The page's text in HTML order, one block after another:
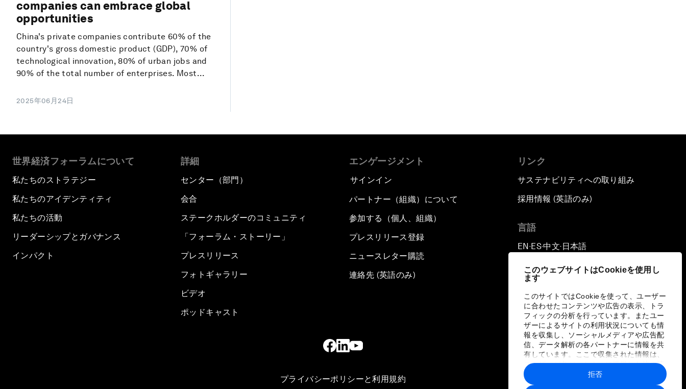
このウェブサイトはCookieを使用し
ます
このサイトではCookieを使って、ユーザー
に合わせたコンテンツや広告の表示、トラ
フィックの分析を行っています。またユー
ザーによるサイトの利用状況についても情
報を収集し、ソーシャルメディアや広告配
信、データ解析の各パートナーに情報を共
有しています。ここで収集された情報は、
ユーザーが各パートナーに提供した他の情
報や各パートナーのサービスを使用した際
に収集された情報と組み合わされ、各パー
拒否
companies can embrace global
opportunities
China's private companies contribute 60% of the
country's gross domestic product (GDP), 70% of
technological innovation, 80% of urban jobs and
90% of the total number of enterprises. Most...
2025年06月24日
世界経済フォーラムについて
私たちのストラテジー
私たちのアイデンティティ
私たちの活動
リーダーシップとガバナンス
インパクト
詳細
センター（部門）
会合
ステークホルダーのコミュニティ
「フォーラム・ストーリー」
プレスリリース
フォトギャラリー
ビデオ
ポッドキャスト
エンゲージメント
サインイン
パートナー（組織）について
参加する（個人、組織）
プレスリリース登録
ニュースレター購読
連絡先 (英語のみ)
リンク
サステナビリティへの取り組み
採用情報 (英語のみ)
言語
EN ▪ ES▪中文▪ 日本語
プライバシーポリシーと利用規約